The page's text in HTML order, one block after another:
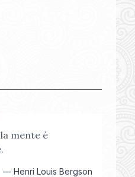
mente è
— Henri Louis Bergson